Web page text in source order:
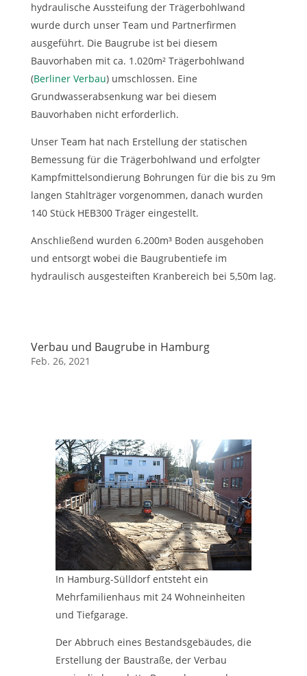
hydraulische Aussteifung der Trägerbohlwand
wurde durch unser Team und Partnerfirmen
ausgeführt. Die Baugrube ist bei diesem
Bauvorhaben mit ca. 1.020m² Trägerbohlwand
(Berliner Verbau) umschlossen. Eine
Grundwasserabsenkung war bei diesem
Bauvorhaben nicht erforderlich.
Unser Team hat nach Erstellung der statischen
Bemessung für die Trägerbohlwand und erfolgter
Kampfmittelsondierung Bohrungen für die bis zu 9m
langen Stahlträger vorgenommen, danach wurden
140 Stück HEB300 Träger eingestellt.
Anschließend wurden 6.200m³ Boden ausgehoben
und entsorgt wobei die Baugrubentiefe im
hydraulisch ausgesteiften Kranbereich bei 5,50m lag.
Verbau und Baugrube in Hamburg
Feb. 26, 2021
In Hamburg-Sülldorf entsteht ein
Mehrfamilienhaus mit 24 Wohneinheiten
und Tiefgarage.
Der Abbruch eines Bestandsgebäudes, die
Erstellung der Baustraße, der Verbau